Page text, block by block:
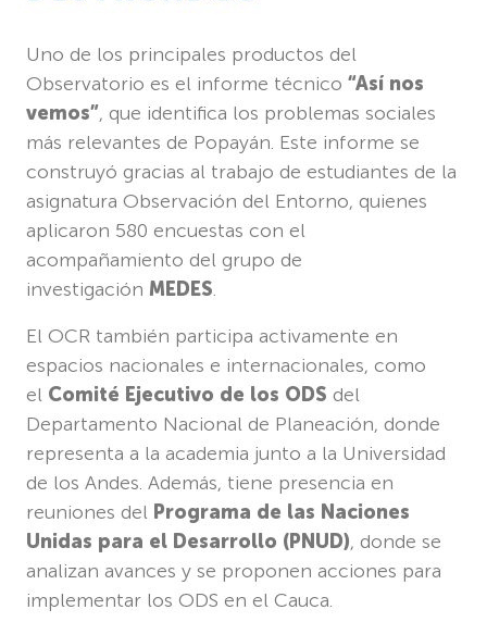
Uno de los principales productos del
Observatorio es el informe técnico “Así nos
vemos”, que identifica los problemas sociales
más relevantes de Popayán. Este informe se
construyó gracias al trabajo de estudiantes de la
asignatura Observación del Entorno, quienes
aplicaron 580 encuestas con el
acompañamiento del grupo de
investigación MEDES.
El OCR también participa activamente en
espacios nacionales e internacionales, como
el Comité Ejecutivo de los ODS del
Departamento Nacional de Planeación, donde
representa a la academia junto a la Universidad
de los Andes. Además, tiene presencia en
reuniones del Programa de las Naciones
Unidas para el Desarrollo (PNUD), donde se
analizan avances y se proponen acciones para
implementar los ODS en el Cauca.